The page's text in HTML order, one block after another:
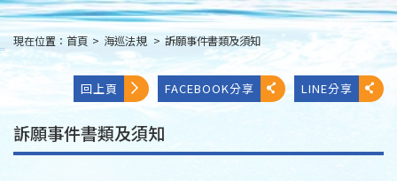
:::
現在位置： 首頁 > 海巡法規 > 訴願事件書類及須知
回上頁 FACEBOOK分享 LINE分享
訴願事件書類及須知